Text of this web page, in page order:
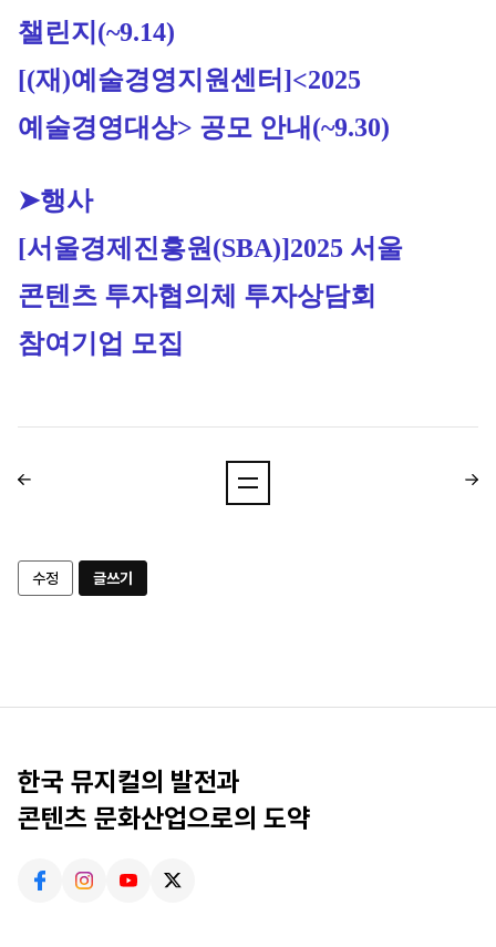
챌린지 (~9.14)
[(재)예술경영지원센터]<2025
예술경영대상> 공모 안내 (~9.30)
➤행사
[서울경제진흥원(SBA)]2025 서울
콘텐츠 투자협의체 투자상담회
참여기업 모집
수정 글쓰기
한국 뮤지컬의 발전과
콘텐츠 문화산업으로의 도약